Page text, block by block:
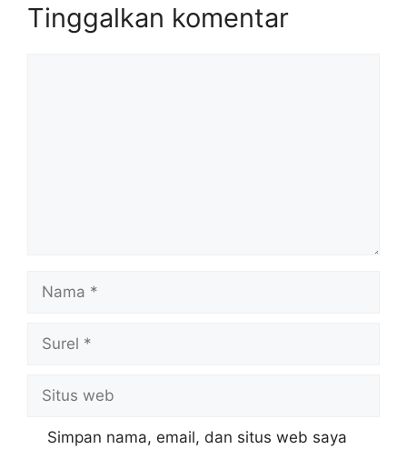
Tinggalkan komentar
web
Simpan nama, email, dan situs web saya